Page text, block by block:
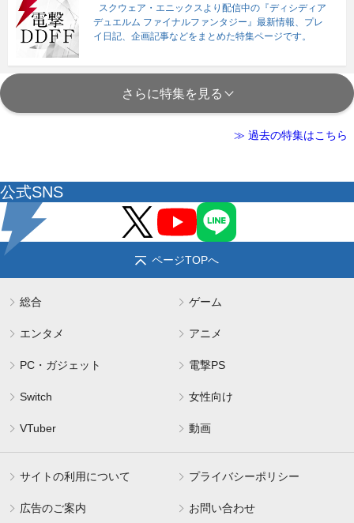
スクウェア・エニックスより配信中の『ディシディア
デュエルム ファイナルファンタジー』最新情報、プレ
イ日記、企画記事などをまとめた特集ページです。
さらに特集を見る
≫ 過去の特集はこちら
公式SNS
ページTOPへ
総合 ゲーム
エンタメ アニメ
PC・ガジェット 電撃PS
Switch 女性向け
VTuber 動画
サイトの利用について プライバシーポリシー
広告のご案内 お問い合わせ